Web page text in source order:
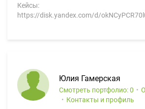
Кейсы:
https://disk.yandex.com/d/
Юлия Гамерская
Смотреть портфолио: 0
Контакты и профиль